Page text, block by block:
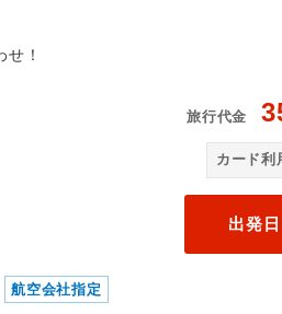
！
旅行代金
カード利
出発
航空会社指定